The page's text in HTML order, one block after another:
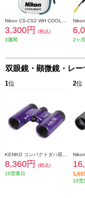
3,300円
(税込)
3週間
2ヶ月
双眼鏡・顕微鏡・レ
1位
8,360円
(税込)
10営業日
2位
10営